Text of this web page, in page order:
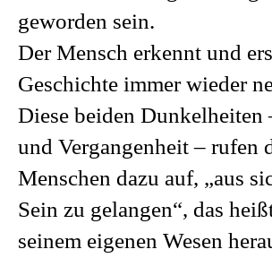
geworden sein.
Der Mensch erkennt und
Geschichte immer wieder
Diese beiden
und Vergangenheit – rufen
Menschen dazu auf, „aus
Sein zu gelangen“, das
seinem eigenen Wesen